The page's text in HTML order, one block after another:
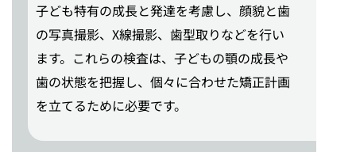
子ども特有の成長と発達を考慮し、顔貌と歯
の写真撮影、X線撮影、歯型取りなどを行い
ます。これらの検査は、子どもの顎の成長や
歯の状態を把握し、個々に合わせた矯正計画
を立てるために必要です。